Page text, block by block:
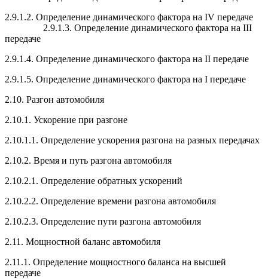
2.9.1.2. Определение динамического фактора на IV передаче
2.9.1.3. Определение динамического фактора на III
передаче
2.9.1.4. Определение динамического фактора на II передаче
2.9.1.5. Определение динамического фактора на I передаче
2.10. Разгон автомобиля
2.10.1. Ускорение при разгоне
2.10.1.1. Определение ускорения разгона на разных передачах
2.10.2. Время и путь разгона автомобиля
2.10.2.1. Определение обратных ускорений
2.10.2.2. Определение времени разгона автомобиля
2.10.2.3. Определение пути разгона автомобиля
2.11. Мощностной баланс автомобиля
2.11.1. Определение мощностного баланса на высшей
передаче